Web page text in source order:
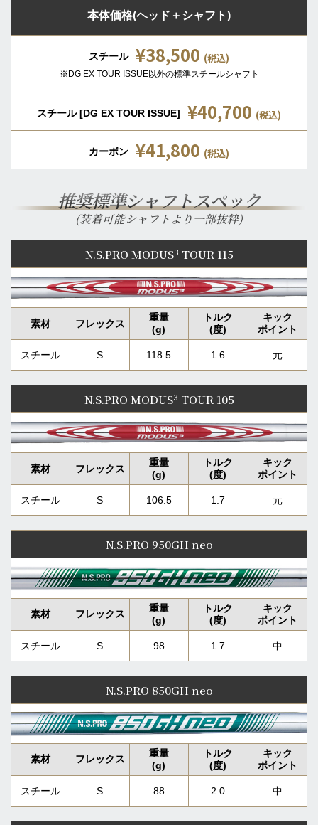
本体価格(ヘッド＋シャフト)
スチール ¥38,500 (税込)
※DG EX TOUR ISSUE以外の標準スチールシャフト
スチール [DG EX TOUR ISSUE] ¥40,700 (税込)
カーボン ¥41,800 (税込)
推奨標準シャフトスペック
(装着可能シャフトより一部抜粋)
N.S.PRO MODUS3 TOUR 115
スチール S 118.5 1.6 元
N.S.PRO MODUS3 TOUR 105
スチール S 106.5 1.7 元
N.S.PRO 950GH neo
スチール S 98 1.7 中
N.S.PRO 850GH neo
スチール S 88 2.0 中